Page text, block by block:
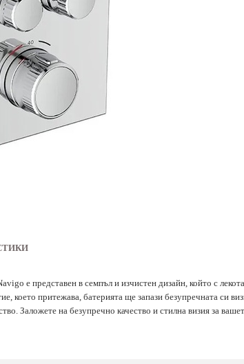
е представен в семпъл и изчистен дизайн, който с
което притежава, батерията ще запази безупречната си
Заложете на безупречно качество и стилна визия за